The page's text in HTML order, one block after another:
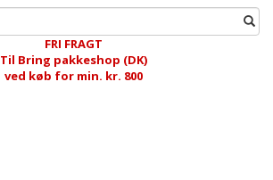
FRI FRAGT
Til Bring pakkeshop (DK)
ved køb for min. kr. 800